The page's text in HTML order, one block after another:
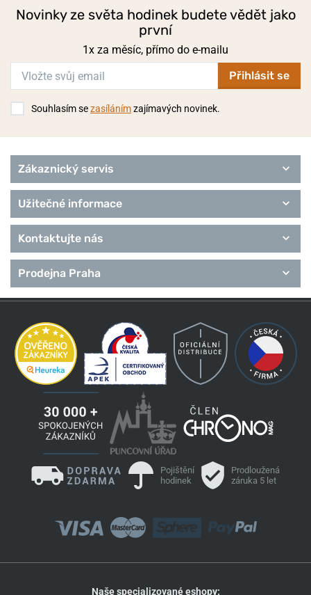
Novinky ze světa hodinek budete vědět jako
první
1x za měsíc, přímo do e-mailu
Přihlásit se
Souhlasím sezasílánímzajímavých novinek.
Zákaznický servis
Užitečné informace
Kontaktujte nás
Prodejna Praha
Pojištění
hodinek
Prodloužená
záruka 5 let
Naše specializované eshopy: